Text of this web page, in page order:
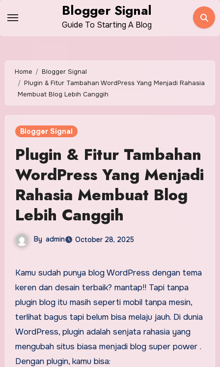
content
Blogger Signal
Guide To Starting A Blog
Home
Blogger Signal
Plugin & Fitur Tambahan WordPress Yang Menjadi Rahasia
Membuat Blog Lebih Canggih
Blogger Signal
Plugin & Fitur Tambahan
WordPress Yang Menjadi
Rahasia Membuat Blog
Lebih Canggih
By admin October 28, 2025
Kamu sudah punya blog WordPress dengan tema
keren dan desain terbaik? mantap!! Tapi tanpa
plugin blog itu masih seperti mobil tanpa mesin,
terlihat bagus tapi belum bisa melaju jauh. Di dunia
WordPress, plugin adalah senjata rahasia yang
mengubah situs biasa menjadi blog super power .
Dengan plugin, kamu bisa: